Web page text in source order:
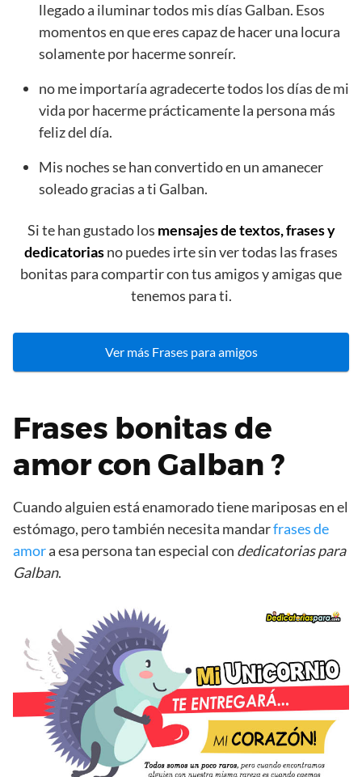
llegado a iluminar todos mis días Galban. Esos
momentos en que eres capaz de hacer una locura
solamente por hacerme sonreír.
no me importaría agradecerte todos los días de mi
vida por hacerme prácticamente la persona más
feliz del día.
Mis noches se han convertido en un amanecer
soleado gracias a ti Galban.
Si te han gustado los mensajes de textos, frases y
dedicatoriasno puedes irte sin ver todas las frases
bonitas para compartir con tus amigos y amigas que
tenemos para ti.
Ver más Frases para amigos
Frases bonitas de
amor con Galban ?
Cuando alguien está enamorado tiene mariposas en el
estómago, pero también necesita mandarfrases de
amora esa persona tan especial con dedicatorias para
Galban.